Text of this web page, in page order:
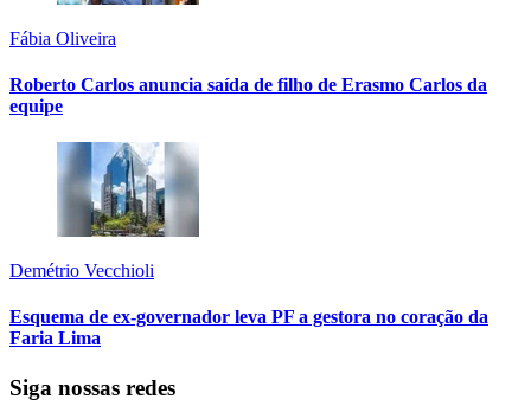
Fábia Oliveira
Roberto Carlos anuncia saída de filho de Erasmo Carlos da
equipe
Demétrio Vecchioli
Esquema de ex-governador leva PF a gestora no coração da
Faria Lima
Siga nossas redes